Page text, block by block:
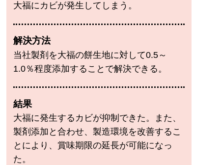
大福にカビが発生してしまう。
解決方法
当社製剤を大福の餅生地に対して0.5～
1.0％程度添加することで解決できる。
結果
大福に発生するカビが抑制できた。また、
製剤添加と合わせ、製造環境を改善するこ
とにより、賞味期限の延長が可能になっ
た。